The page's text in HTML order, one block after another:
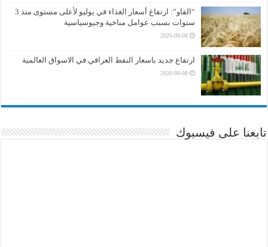
“الفاو”: ارتفاع أسعار الغذاء في يوليو لأعلى مستوى منذ 3
سنوات بسبب عوامل مناخية وجيوسياسية
2026-08-08
ارتفاع جديد باسعار النفط العراقي في الاسواق العالمية
2026-08-08
تابعنا على فيسبوك